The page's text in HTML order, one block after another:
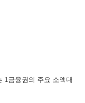
1금융권의 주요 소액대